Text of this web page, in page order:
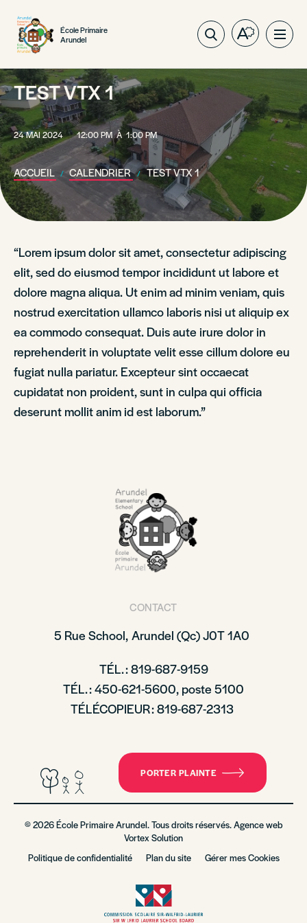
École Primaire
Arundel
Ouvrez
barre
site
TEST VTX 1
24 MAI 2024 12:00 PMÀ 1:00 PM
ACCUEIL CALENDRIER TEST VTX 1
“Lorem ipsum dolor sit amet, consectetur adipiscing
elit, sed do eiusmod tempor incididunt ut labore et
dolore magna aliqua. Ut enim ad minim veniam, quis
nostrud exercitation ullamco laboris nisi ut aliquip ex
ea commodo consequat. Duis aute irure dolor in
reprehenderit in voluptate velit esse cillum dolore eu
fugiat nulla pariatur. Excepteur sint occaecat
cupidatat non proident, sunt in culpa qui officia
deserunt mollit anim id est laborum.”
CONTACT
5 Rue School, Arundel (Qc)J0T 1A0
TÉL. : 819-687-9159
TÉL. : 450-621-5600, poste 5100
TÉLÉCOPIEUR : 819-687-2313
PORTER PLAINTE
© 2026 École Primaire Arundel. Tous droits réservés. Agence web
Vortex Solution
Politique de confidentialité
Plan du site Gérer mes Cookies